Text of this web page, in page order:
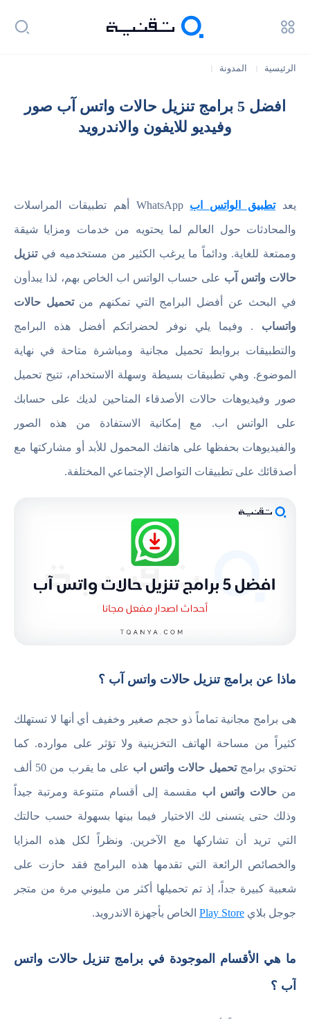
الرئيسية المدونة
افضل 5 برامج تنزيل حالات واتس آب صور
وفيديو للايفون والاندرويد
يعدتطبيق الواتس اب WhatsApp أهم تطبيقات المراسلات
والمحادثات حول العالم لما يحتويه من خدمات ومزايا شيقة
وممتعة للغاية. ودائماً ما يرغب الكثير من مستخدميه فيتنزيل
حالات واتس آب على حساب الواتس اب الخاص بهم، لذا يبدأون
في البحث عن أفضل البرامج التي تمكنهم منتحميل حالات
واتساب . وفيما يلي نوفر لحضراتكم أفضل هذه البرامج
والتطبيقات بروابط تحميل مجانية ومباشرة متاحة في نهاية
الموضوع. وهي تطبيقات بسيطة وسهلة الاستخدام، تتيح تحميل
صور وفيديوهات حالات الأصدقاء المتاحين لديك على حسابك
على الواتس اب. مع إمكانية الاستفادة من هذه الصور
والفيديوهات بحفظها على هاتفك المحمول للأبد أو مشاركتها مع
أصدقائك على تطبيقات التواصل الإجتماعي المختلفة.
ماذا عن برامج تنزيل حالات واتس آب ؟
هى برامج مجانية تماماً ذو حجم صغير وخفيف أي أنها لا تستهلك
كثيراً من مساحة الهاتف التخزينية ولا تؤثر على موارده. كما
تحتوي برامجتحميل حالات واتس اب على ما يقرب من 50 ألف
منحالات واتس اب مقسمة إلى أقسام متنوعة ومرتبة جيداً
وذلك حتى يتسنى لك الاختيار فيما بينها بسهولة حسب حالتك
التي تريد أن تشاركها مع الآخرين. ونظراً لكل هذه المزايا
والخصائص الرائعة التي تقدمها هذه البرامج فقد حازت على
شعبية كبيرة جداً، إذ تم تحميلها أكثر من مليوني مرة من متجر
جوجل بلاي Play Store الخاص بأجهزة الاندرويد.
ما هي الأقسام الموجودة في برامج تنزيل حالات واتس
آب ؟